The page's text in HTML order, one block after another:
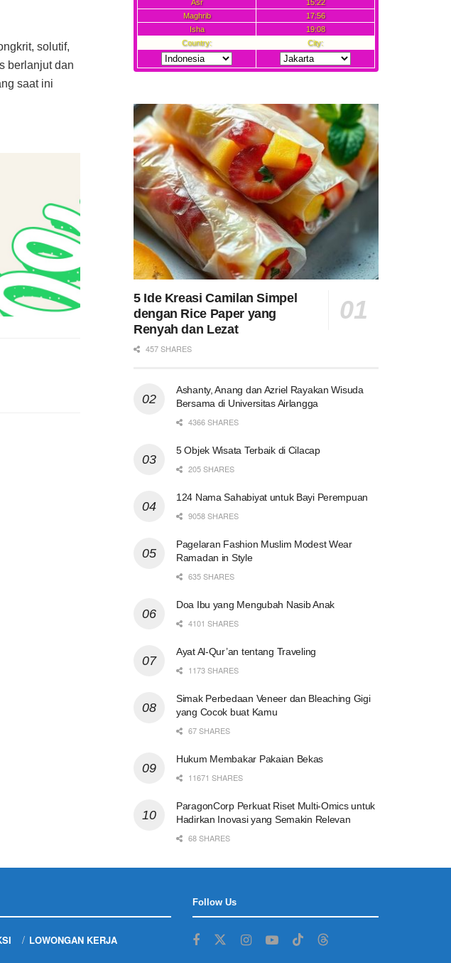
solutif,
berlanjut dan
saat ini
5 Ide Kreasi Camilan Simpel
dengan Rice Paper yang
Renyah dan Lezat
457 SHARES
Ashanty, Anang dan Azriel Rayakan Wisuda
Bersama di Universitas Airlangga
4366 SHARES
5 Objek Wisata Terbaik di Cilacap
205 SHARES
124 Nama Sahabiyat untuk Bayi Perempuan
9058 SHARES
Pagelaran Fashion Muslim Modest Wear
Ramadan in Style
635 SHARES
Doa Ibu yang Mengubah Nasib Anak
4101 SHARES
Ayat Al-Qur’an tentang Traveling
1173 SHARES
Simak Perbedaan Veneer dan Bleaching Gigi
yang Cocok buat Kamu
67 SHARES
Hukum Membakar Pakaian Bekas
11671 SHARES
ParagonCorp Perkuat Riset Multi-Omics untuk
Hadirkan Inovasi yang Semakin Relevan
68 SHARES
LOWONGAN KERJA
Follow Us